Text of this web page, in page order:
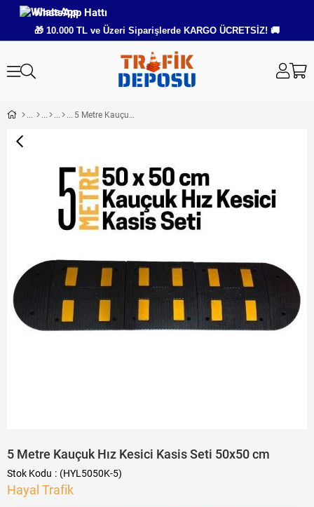
WhatsApp Hattı
🎁 10.000 TL ve Üzeri Siparişlerde KARGO ÜCRETSİZ! 🚚
5 Metre Kauçuk Hız Kesici Kasis Seti 50x50 cm
5 Metre Kauçuk Hız Kesici Kasis Seti 50x50 cm
Stok Kodu (HYL5050K-5)
Hayal Trafik